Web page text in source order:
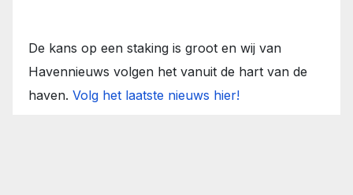
De kans op een staking is groot en wij van
Havennieuws volgen het vanuit de hart van de
haven. Volg het laatste nieuws hier!